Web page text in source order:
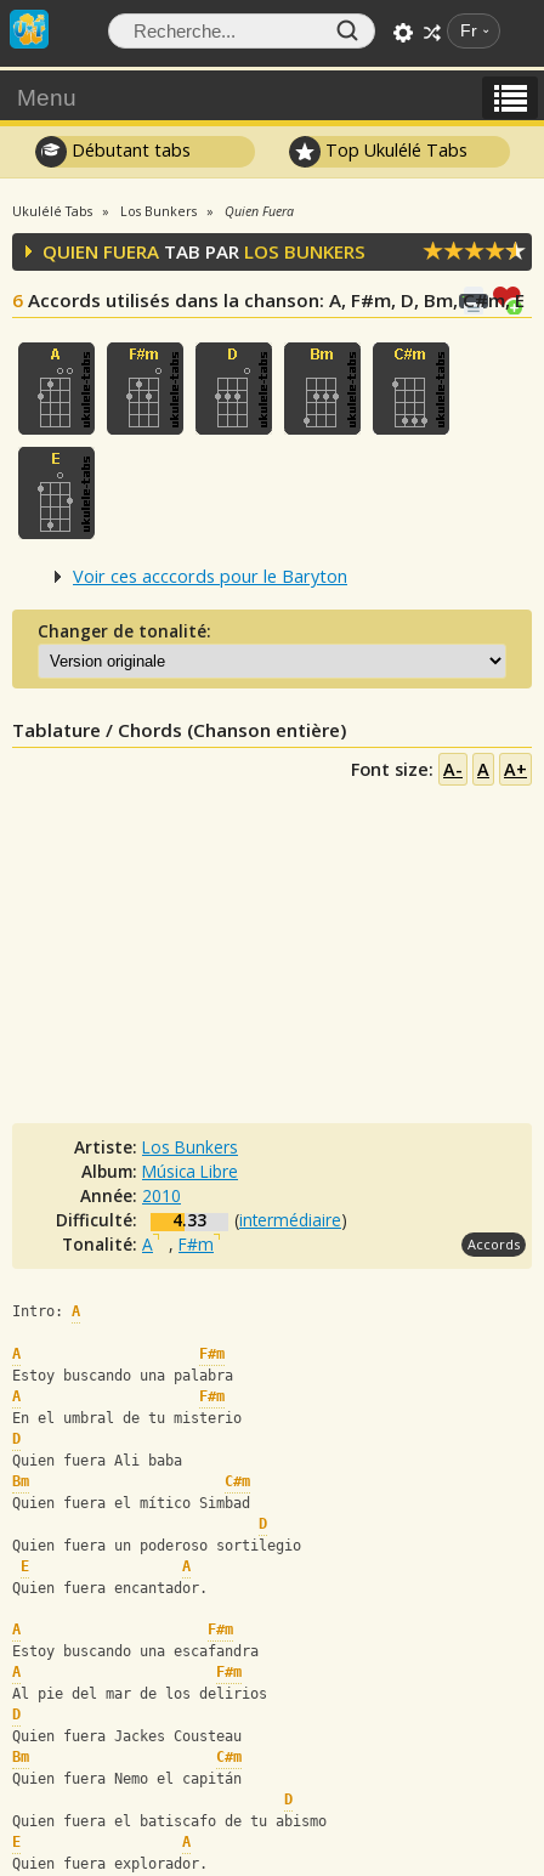
Fr
Menu
Débutant tabs Top Ukulélé Tabs
Ukulélé Tabs Los Bunkers Quien Fuera
QUIEN FUERA TAB PAR LOS BUNKERS
6 Accords utilisés dans la chanson: A, F#m, D, Bm, C#m, E
Voir ces acccords pour le Baryton
Changer de tonalité:
Tablature / Chords (Chanson entière)
Font size: A- A A+
Artiste: Los Bunkers
Album: Música Libre
Année: 2010
Difficulté:
4.33 (intermédiaire)
Tonalité: A , F#m Accords
Intro: A
A
F#m
Estoy buscando una palabra
A
F#m
En el umbral de tu misterio
D
Quien fuera Ali baba
Bm
C#m
Quien fuera el mítico Simbad
D
Quien fuera un poderoso sortilegio
E
A
Quien fuera encantador.
A
F#m
Estoy buscando una escafandra
A
F#m
Al pie del mar de los delirios
D
Quien fuera Jackes Cousteau
Bm
C#m
Quien fuera Nemo el capitán
D
Quien fuera el batiscafo de tu abismo
E
A
Quien fuera explorador.